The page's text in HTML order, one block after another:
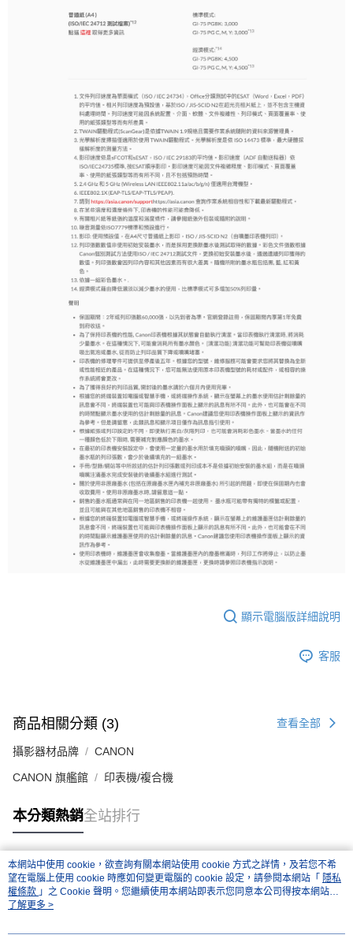
顯示電腦版詳細說明
客服
商品相關分類 (3) 查看全部
攝影器材品牌 CANON
CANON 旗艦館 印表機/複合機
本分類熱銷全站排行
熱門標籤
本網站中使用 cookie，欲查詢有關本網站使用 cookie 方式之詳情，及若您不希
望在電腦上使用 cookie 時應如何變更電腦的 cookie 設定，請參閱本網站「 隱私
權條款 」之 Cookie 聲明。您繼續使用本網站即表示您同意本公司得按本網站使
用條款之 Cookie 聲明使用 cookie。
了解更多 >